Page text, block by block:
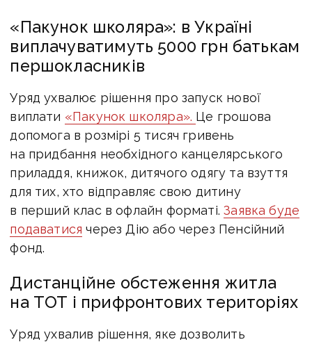
«Пакунок школяра»: в Україні
виплачуватимуть 5000 грн батькам
першокласників
Уряд ухвалює рішення про запуск нової
виплати «Пакунок школяра». Це грошова
допомога в розмірі 5 тисяч гривень
на придбання необхідного канцелярського
приладдя, книжок, дитячого одягу та взуття
для тих, хто відправляє свою дитину
в перший клас в офлайн форматі.Заявка буде
подаватися через Дію або через Пенсійний
фонд.
Дистанційне обстеження житла
на ТОТ і прифронтових територіях
Уряд ухвалив рішення, яке дозволить